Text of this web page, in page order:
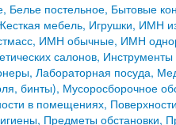
Белье постельное, Бытовые
мебель, Игрушки, ИМН
ИМН обычные, ИМН
салонов,
Лабораторная посуда,
бинты), Мусоросборочное
в помещениях,
Предметы обстановки,